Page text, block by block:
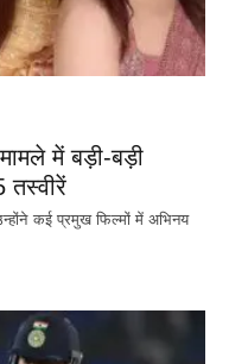
में बड़ी-बड़ी
तस्वीरें
कई प्रमुख फिल्मों में अभिनय